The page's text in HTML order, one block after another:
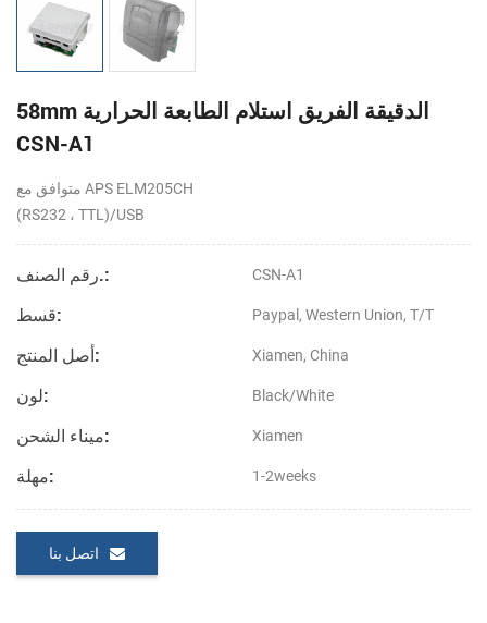
58mm الدقيقة الفريق استلام الطابعة الحرارية
CSN-A1
متوافق مع APS ELM205CH
(RS232 ، TTL)/USB
رقم الصنف.: CSN-A1
قسط: Paypal, Western Union, T/T
أصل المنتج: Xiamen, China
لون: Black/White
ميناء الشحن: Xiamen
مهلة: 1-2weeks
اتصل بنا